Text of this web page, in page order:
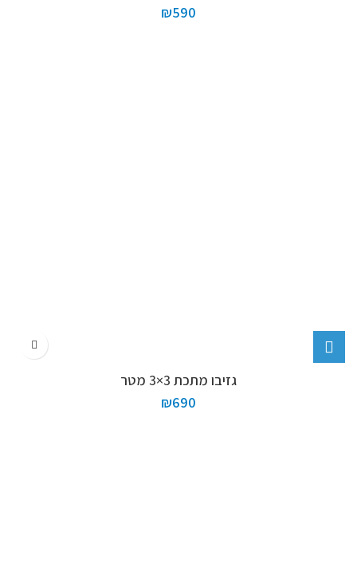
₪590
גזיבו מתכת 3×3 מטר
₪690